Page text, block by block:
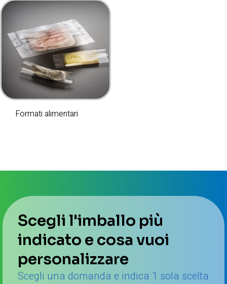
Formati alimentari
Scegli l'imballo più
indicato e cosa vuoi
personalizzare
Scegli una domanda e indica 1 sola scelta